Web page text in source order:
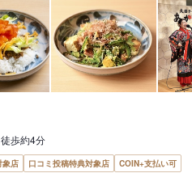
歩約4分
象店 口コミ投稿特典対象店
COIN+支払い可